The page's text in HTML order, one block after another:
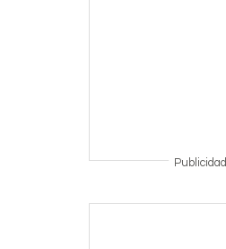
Publicidad